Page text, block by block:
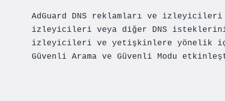
AdGuard DNS reklamları ve izleyicileri
izleyicileri veya diğer DNS isteklerini
izleyicileri ve yetişkinlere yönelik
Güvenli Arama ve Güvenli Modu